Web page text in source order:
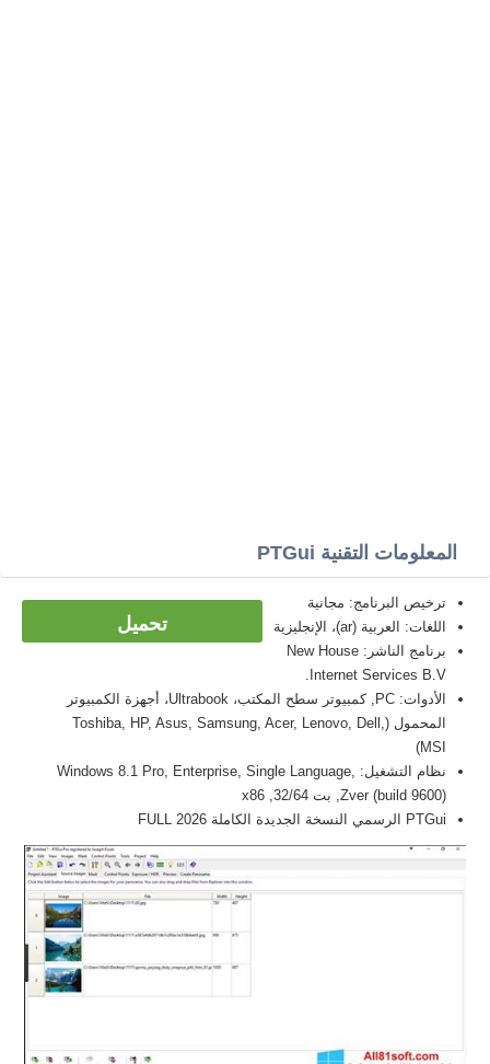
المعلومات التقنية PTGui
تحميل
ترخيص البرنامج: مجانية
اللغات: العربية (ar)، الإنجليزية
برنامج الناشر: New House
Internet Services B.V.
الأدوات: PC, كمبيوتر سطح المكتب، Ultrabook، أجهزة الكمبيوتر
المحمول (Toshiba, HP, Asus, Samsung, Acer, Lenovo, Dell,
MSI)
نظام التشغيل: Windows 8.1 Pro, Enterprise, Single Language,
Zver (build 9600), بت 32/64, x86
PTGui الرسمي النسخة الجديدة الكاملة FULL 2026